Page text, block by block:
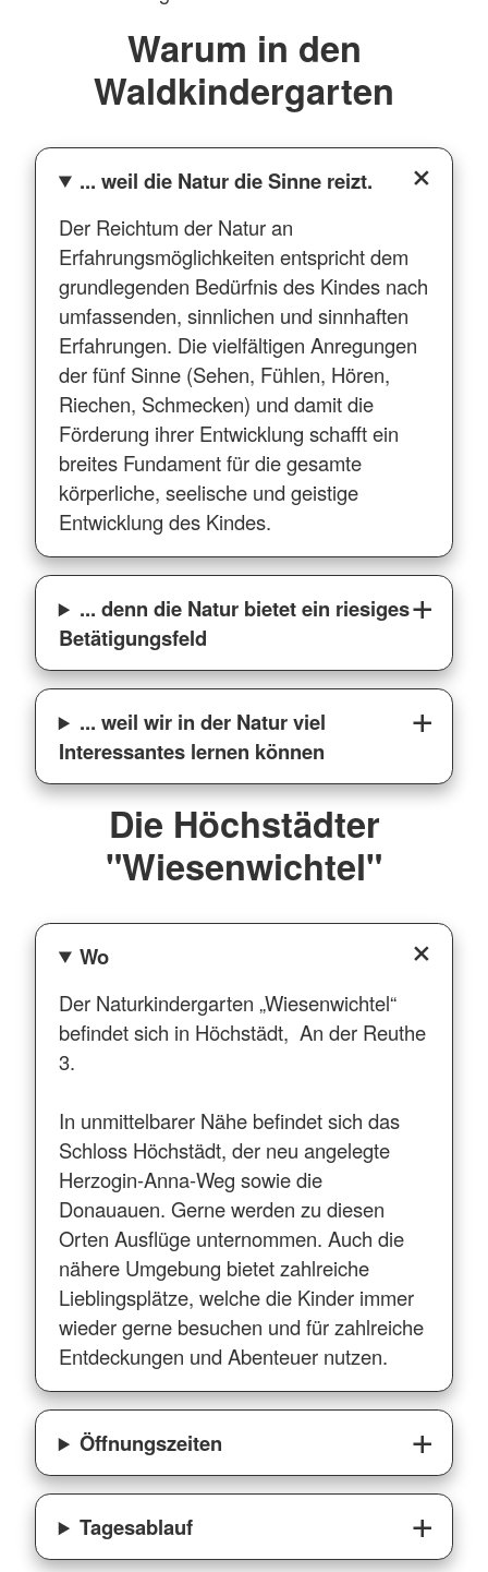
Warum in den
Waldkindergarten
... weil die Natur die Sinne reizt.
Der Reichtum der Natur an
Erfahrungsmöglichkeiten entspricht dem
grundlegenden Bedürfnis des Kindes nach
umfassenden, sinnlichen und sinnhaften
Erfahrungen. Die vielfältigen Anregungen
der fünf Sinne (Sehen, Fühlen, Hören,
Riechen, Schmecken) und damit die
Förderung ihrer Entwicklung schafft ein
breites Fundament für die gesamte
körperliche, seelische und geistige
Entwicklung des Kindes.
... denn die Natur bietet ein riesiges
Betätigungsfeld
... weil wir in der Natur viel
Interessantes lernen können
Die Höchstädter
"Wiesenwichtel"
Wo
Der Naturkindergarten „Wiesenwichtel“
befindet sich in Höchstädt, An der Reuthe
3.
In unmittelbarer Nähe befindet sich das
Schloss Höchstädt, der neu angelegte
Herzogin-Anna-Weg sowie die
Donauauen. Gerne werden zu diesen
Orten Ausflüge unternommen. Auch die
nähere Umgebung bietet zahlreiche
Lieblingsplätze, welche die Kinder immer
wieder gerne besuchen und für zahlreiche
Entdeckungen und Abenteuer nutzen.
Öffnungszeiten
Tagesablauf